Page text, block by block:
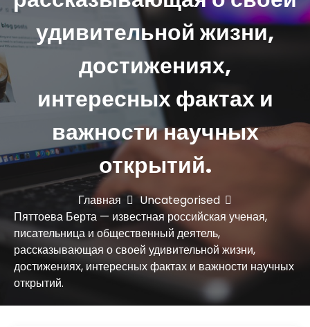
удивительной жизни,
достижениях,
интересных фактах и
важности научных
открытий.
Главная
Uncategorised
Пяттоева Берта — известная российская ученая,
писательница и общественный деятель,
рассказывающая о своей удивительной жизни,
достижениях, интересных фактах и важности научных
открытий.